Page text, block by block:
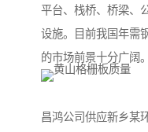
平台、栈桥、桥梁、
设施。目前我国年需
的市场前景十分广阔。
昌鸿公司供应新乡某